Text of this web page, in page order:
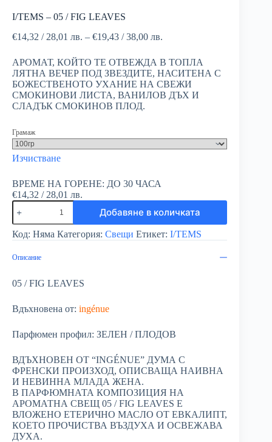
I/TEMS – 05 / FIG LEAVES
€14,32 / 28,01 лв. – €19,43 / 38,00 лв.
АРОМАТ, КОЙТО ТЕ ОТВЕЖДА В ТОПЛА
ЛЯТНА ВЕЧЕР ПОД ЗВЕЗДИТЕ, НАСИТЕНА С
БОЖЕСТВЕНОТО УХАНИЕ НА СВЕЖИ
СМОКИНОВИ ЛИСТА, ВАНИЛОВ ДЪХ И
СЛАДЪК СМОКИНОВ ПЛОД.
Грамаж
Изчистване
ВРЕМЕ НА ГОРЕНЕ: ДО 30 ЧАСА
€14,32 / 28,01 лв.
Добавяне в количката
Код: Няма Категория: Свещи Етикет: I/TEMS
Описание
05 / FIG LEAVES
Вдъхновена от: ingénue
Парфюмен профил: ЗЕЛЕН / ПЛОДОВ
ВДЪХНОВЕН ОТ “INGÉNUE” ДУМА С
ФРЕНСКИ ПРОИЗХОД, ОПИСВАЩА НАИВНА
И НЕВИННА МЛАДА ЖЕНА.
В ПАРФЮМНАТА КОМПОЗИЦИЯ НА
АРОМАТНА СВЕЩ 05 / FIG LEAVES Е
ВЛОЖЕНО ЕТЕРИЧНО МАСЛО ОТ ЕВКАЛИПТ,
КОЕТО ПРОЧИСТВА ВЪЗДУХА И ОСВЕЖАВА
ДУХА.